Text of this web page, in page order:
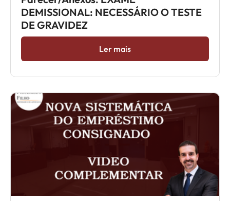
DEMISSIONAL: NECESSÁRIO O TESTE
DE GRAVIDEZ
Ler mais